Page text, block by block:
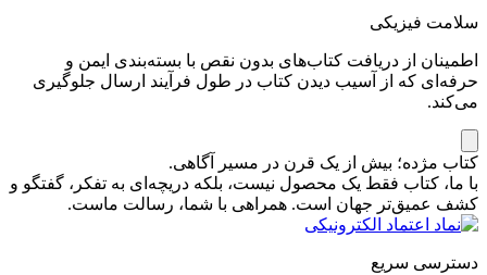
سلامت فیزیکی
اطمینان از دریافت کتاب‌های بدون نقص با بسته‌بندی ایمن و
حرفه‌ای که از آسیب دیدن کتاب در طول فرآیند ارسال جلوگیری
می‌کند.
کتاب مژده؛ بیش از یک قرن در مسیر آگاهی.
با ما، کتاب فقط یک محصول نیست، بلکه دریچه‌ای به تفکر، گفتگو و
کشف عمیق‌تر جهان است. همراهی با شما، رسالت ماست.
دسترسی سریع